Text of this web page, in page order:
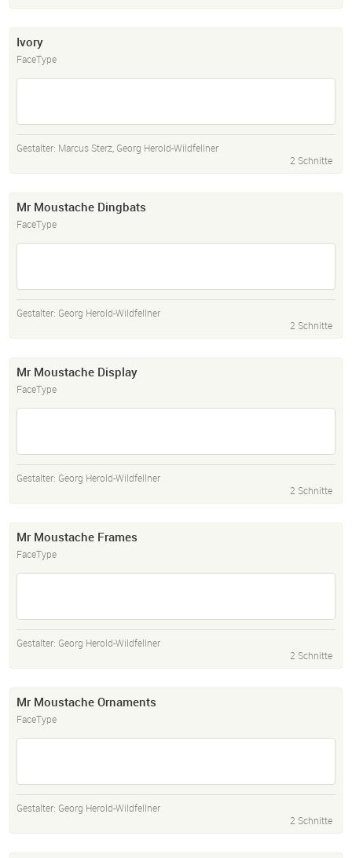
Ivory
FaceType
Gestalter: Marcus Sterz, Georg Herold-Wildfellner
2 Schnitte
Mr Moustache Dingbats
FaceType
Gestalter: Georg Herold-Wildfellner
2 Schnitte
Mr Moustache Display
FaceType
Gestalter: Georg Herold-Wildfellner
2 Schnitte
Mr Moustache Frames
FaceType
Gestalter: Georg Herold-Wildfellner
2 Schnitte
Mr Moustache Ornaments
FaceType
Gestalter: Georg Herold-Wildfellner
2 Schnitte